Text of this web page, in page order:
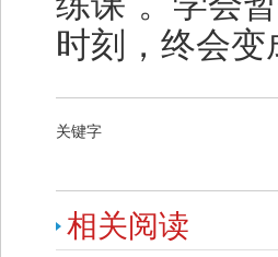
时刻，终会
关键字
相关阅读